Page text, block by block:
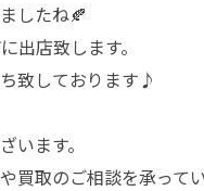
したね🍂
出店致します。
致しております♪
います。
買取のご相談を承って